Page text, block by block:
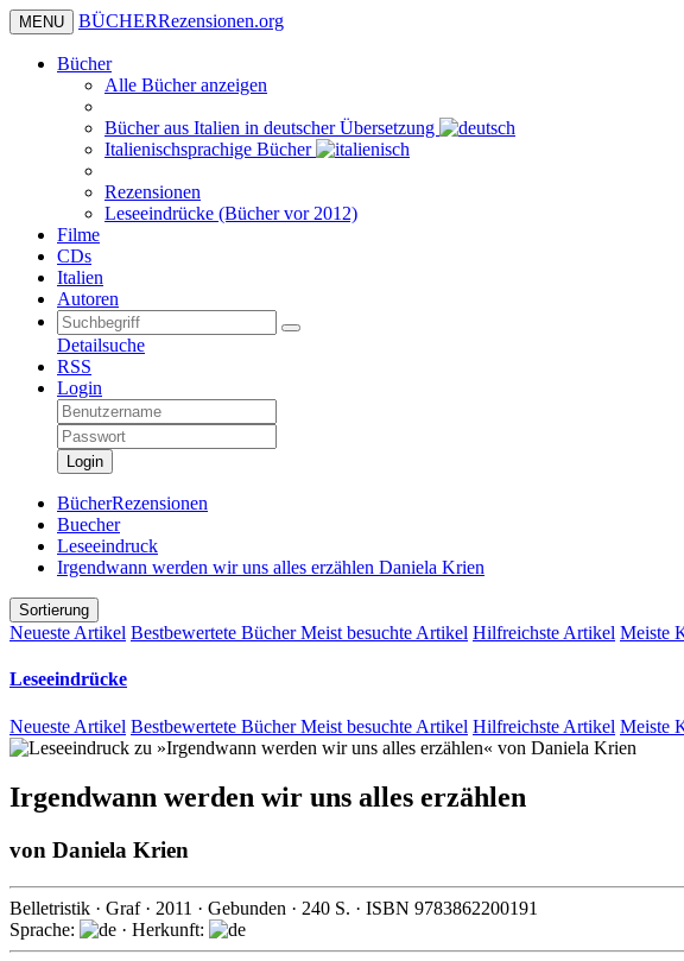
MENU BÜCHERRezensionen.org
Bücher
Alle Bücher anzeigen
Bücher aus Italien in deutscher Übersetzung
Italienischsprachige Bücher
Rezensionen
Leseeindrücke (Bücher vor 2012)
Filme
CDs
Italien
Autoren
Detailsuche
RSS
Login
Login
BücherRezensionen
Buecher
Leseeindruck
Irgendwann werden wir uns alles erzählen Daniela Krien
Sortierung
Neueste Artikel Bestbewertete BücherMeist besuchte Artikel Hilfreichste Artikel Meiste
Leseeindrücke
Neueste Artikel Bestbewertete BücherMeist besuchte Artikel Hilfreichste Artikel Meiste
Irgendwann werden wir uns alles erzählen
von Daniela Krien
Belletristik · Graf· 2011 · Gebunden · 240 S. · ISBN 9783862200191
Sprache:
· Herkunft: